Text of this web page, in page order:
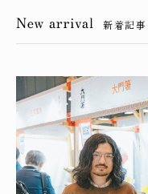
新着記事